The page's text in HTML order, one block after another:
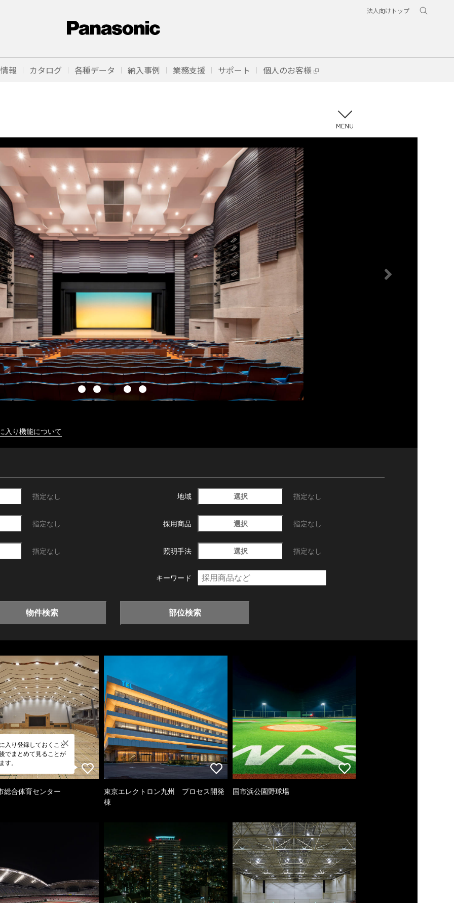
法人向けトップ
報 カタログ 各種データ 納入事例 業務支援 サポート 個人のお客様
入り機能について
指定なし 地域 選択 指定なし
指定なし 採用商品 選択 指定なし
指定なし 照明手法 選択 指定なし
キーワード
物件検索 部位検索
入り登録しておくこと
でまとめて見ることが
す。
総合体育センター
東京エレクトロン九州 プロセス開発
棟
国市浜公園野球場